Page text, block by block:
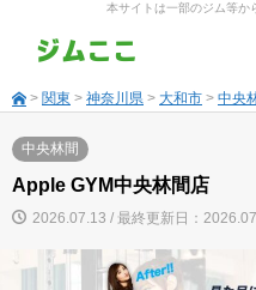
本サイトは一部のジム等か
> 関東 > 神奈川県 > 大和市 > 中央
中央林間
Apple GYM中央林間店
2026.07.13 / 最終更新日：